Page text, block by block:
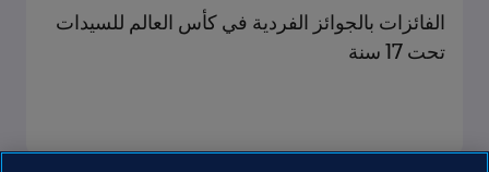
الفائزات بالجوائز الفردية في كأس العالم للسيدات
تحت 17 سنة